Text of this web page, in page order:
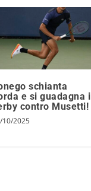
schianta
e si guadagna il
contro Musetti!
10/2025